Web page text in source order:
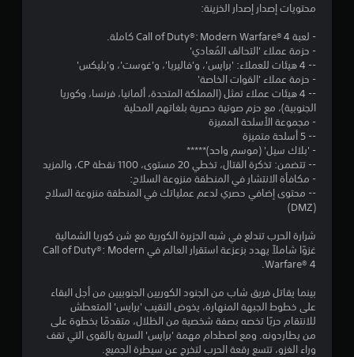
محتويات إصدار إصدار الخزينة:
- لعبة Call of Duty®: Modern Warfare® 4 كاملة.
- حزمة عملاء 'التحالف المُعادي'
-- 4 هيئات للعملاء: 'برايس'، و'فاليريا'، و'غوست'، و'بليكس'
- حزمة عملاء 'القوات الخاصة'
-- 4 هيئات عملاء تمثل (المملكة المتحدة، ألمانيا، فرنسا، وكوريا
الجنوبية)، مع حزم صوتية حصرية بلغاتهم المحلية
- مجموعة الأسلحة المميزة
-- 5 أسلحة متميزة
- 'بلاك سيل' (موسم واحد)*****
-- تتضمن: تذكرة القتال، تخطي 20 مستوى، 1100 نقطة CP، والمزيد
- مكافأة الانتشار في المنطقة منزوعة السلاح:
-- محتوى إضافي حصري لدعم عملياتك في المنطقة منزوعة السلاح
(DMZ)
شرارة الحرب تندلع في شبه الجزيرة الكورية مع شن كوريا الشمالية
غزوًا شاملاً يهدد بزعزعة استقرار العالم في Call of Duty®: Modern
Warfare® 4.
بينما يقاتل فريق شاب من الجنود الكوريين الجنوبيين من أجل البقاء
على خطوط الجبهة المنهارة، يخوض النقيب 'برايس' المتعطش
للانتقام حربًا تخصه بصفة شخصية من الظلال، متقدمًا بخطوة على
من يطاردونه. ومع اصطدام مهمة 'برايس' السرية بالقوى التي تقف
وراء الغزو، تتسع رقعة الحرب لتخرج عن سيطرة الجميع.